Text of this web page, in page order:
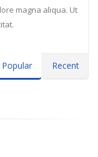
magna aliqua. Ut
Popular Recent